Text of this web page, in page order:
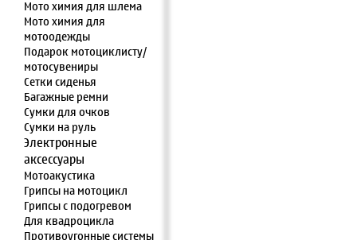
Мото химия для шлема
Мото химия для
мотоодежды
Подарок мотоциклисту/
мотосувениры
Сетки сиденья
Багажные ремни
Сумки для очков
Сумки на руль
Электронные
аксессуары
Мотоакустика
Грипсы на мотоцикл
Грипсы с подогревом
Для квадроцикла